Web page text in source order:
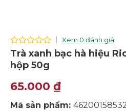
0
out
of
Xem 0 đánh giá
Trà xanh bạc hà hiệu
hộp 50g
65.000 ₫
Mã sản phẩm: